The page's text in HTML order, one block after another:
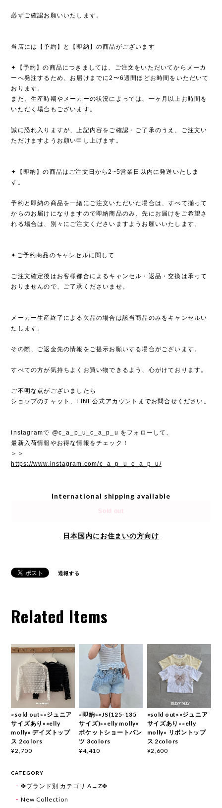
必ずご確認お願いいたします。
当店には【予約】と【即納】の商品がございます
✦【予約】の商品につきましては、ご注文をいただいてからメーカ
ーへ発注するため、お届けまでに2〜6週間ほどお時間をいただいて
おります。
また、生産時期やメーカーの状況によっては、一ヶ月以上お時間を
いただく場合もございます。
誠に恐れ入りますが、上記内容をご確認・ご了承のうえ、ご注文い
ただけますようお願い申し上げます。
✦【即納】の商品はご注文日から2~5営業日以内に発送いたしま
す。
予約と即納の商品を一緒にご注文いただいた場合は、すべて揃って
からのお届けになりますので即納商品のみ、先にお届けをご希望さ
れる場合は、別々にご注文くださいますようお願いいたします。
✦ご予約商品のキャンセルに関して
ご注文確定後はお客様都合によるキャンセル・返品・交換は承って
おりませんので、ご了承くださいませ。
メーカー生産終了による欠品の場合は該当商品のみをキャンセルい
たします。
その際、ご返金先の情報をご提示お願いする場合がございます。
すべての方が気持ちよくお買い物できるよう、心がけております。
ご不明な点がございましたら
ショップのチャット、LINE公式アカウントまでお問合せください。
instagramで @c_a_p_u_c_a_p_u をフォローして、
最新入荷情報やお得な情報をチェック！
＞＞
https://www.instagram.com/c_a_p_u_c_a_p_u/
International shipping available
Sold out
日本国内にお住まいの方向け
通報する
Related Items
«sold out»«ジュニア
サイズあり»«elly
molly» デイズトップ
ス 2colors
¥2,700
«即納»«JS(125-135
サイズ)»«elly molly»
ポケットショートパン
ツ 3colors
¥4,410
«sold out»«ジュニア
サイズあり»«elly
molly» リボントップ
ス 2colors
¥2,600
CATEGORY
✤ブランド別 カテゴリ A→Z✤
New Collection